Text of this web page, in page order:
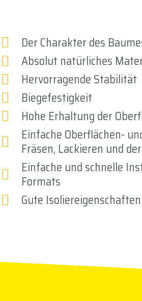
Der Charakter des
Absolut natürliches
Hervorragende Stabilität
Biegefestigkeit
Hohe Erhaltung der
Einfache Oberflächen-
Fräsen, Lackieren und
Einfache und schnelle
Formats
Gute Isoliereigenschaften